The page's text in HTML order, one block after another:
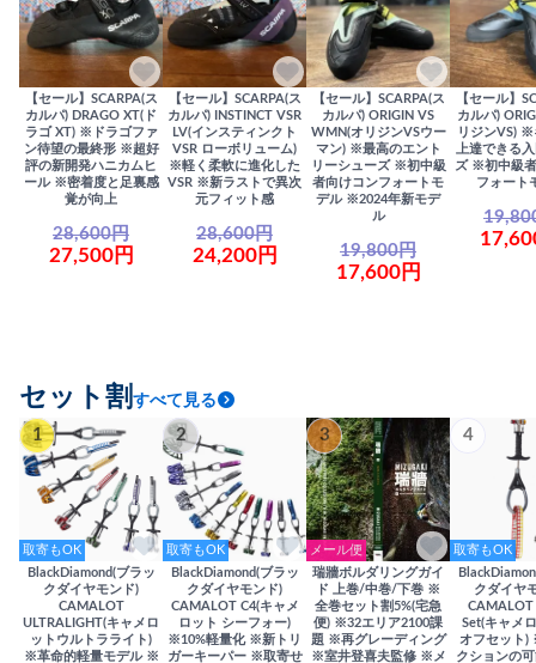
【セール】SCARPA(ス
カルパ) DRAGO XT(ド
ラゴ XT) ※ドラゴファ
ン待望の最終形 ※超好
評の新開発ハニカムヒ
ール ※密着度と足裏感
覚が向上
28,600円
27,500円
【セール】SCARPA(ス
カルパ) INSTINCT VSR
LV(インスティンクト
VSR ローボリューム)
※軽く柔軟に進化した
VSR ※新ラストで異次
元フィット感
28,600円
24,200円
【セール】SCARPA(ス
カルパ) ORIGIN VS
WMN(オリジンVSウー
マン) ※最高のエント
リーシューズ ※初中級
者向けコンフォートモ
デル ※2024年新モデ
ル
19,800円
17,600円
【セール】
カルパ)
リジンVS) ※
上達できる
ズ ※初中級
フォート
セット割 すべて見る
1
取寄もOK
BlackDiamond(ブラッ
クダイヤモンド)
CAMALOT
ULTRALIGHT(キャメロ
ットウルトラライト)
※革命的軽量モデル ※
2
取寄もOK
BlackDiamond(ブラッ
クダイヤモンド)
CAMALOT C4(キャメ
ロット シーフォー)
※10%軽量化 ※新トリ
ガーキーパー ※取寄せ
3
メール便
瑞牆ボルダリングガイ
ド 上巻/中巻/下巻 ※
全巻セット割5%(宅急
便) ※32エリア2100課
題 ※再グレーディング
※室井登喜夫監修 ※メ
4
取寄もOK
クダイヤ
Set(キャメ
オフセット)
クションの